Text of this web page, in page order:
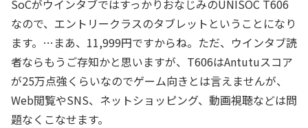
SoCがウインタブではすっかりおなじみのUNISOC T606
なので、エントリークラスのタブレットということになり
ます。…まあ、11,999円ですからね。ただ、ウインタブ読
者ならもうご存知かと思いますが、T606はAntutuスコア
が25万点強くらいなのでゲーム向きとは言えませんが、
Web閲覧やSNS、ネットショッピング、動画視聴などは問
題なくこなせます。